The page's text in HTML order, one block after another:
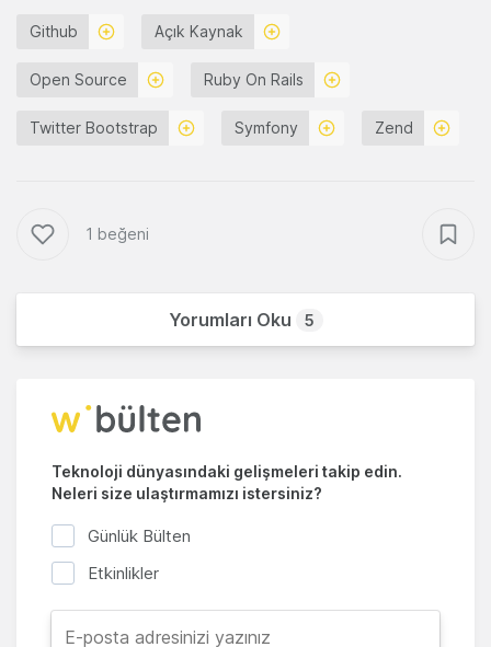
Github Açık Kaynak
Open Source Ruby On Rails
Twitter Bootstrap Symfony Zend
1 beğeni
Yorumları Oku 5
Teknoloji dünyasındaki gelişmeleri takip edin.
Neleri size ulaştırmamızı istersiniz?
Günlük Bülten
Etkinlikler